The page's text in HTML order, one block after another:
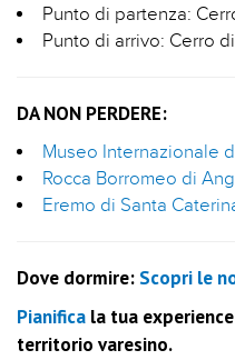
Punto di partenza:
Punto di arrivo: Cerro
DA NON PERDERE:
Museo Internazionale
Rocca Borromeo di
Eremo di Santa
Dove dormire: Scopri le
Pianifica la tua
territorio varesino.